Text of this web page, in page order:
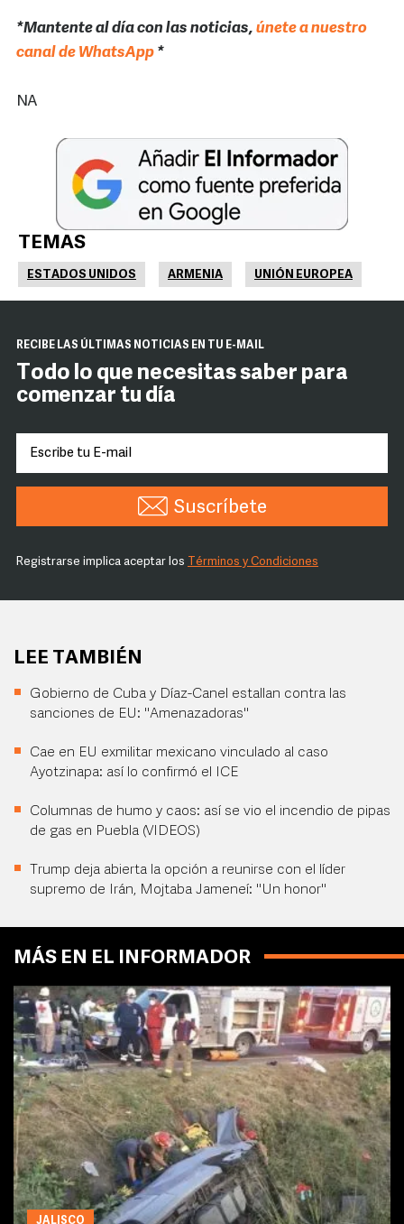
*Mantente al día con las noticias, únete a nuestro
canal de WhatsApp *
NA
TEMAS
ESTADOS UNIDOS ARMENIA UNIÓN EUROPEA
RECIBE LAS ÚLTIMAS NOTICIAS EN TU E-MAIL
Todo lo que necesitas saber para
comenzar tu día
Suscríbete
Registrarse implica aceptar los Términos y Condiciones
LEE TAMBIÉN
Gobierno de Cuba y Díaz-Canel estallan contra las
sanciones de EU: "Amenazadoras"
Cae en EU exmilitar mexicano vinculado al caso
Ayotzinapa: así lo confirmó el ICE
Columnas de humo y caos: así se vio el incendio de pipas
de gas en Puebla (VIDEOS)
Trump deja abierta la opción a reunirse con el líder
supremo de Irán, Mojtaba Jameneí: "Un honor"
MÁS EN EL INFORMADOR
JALISCO